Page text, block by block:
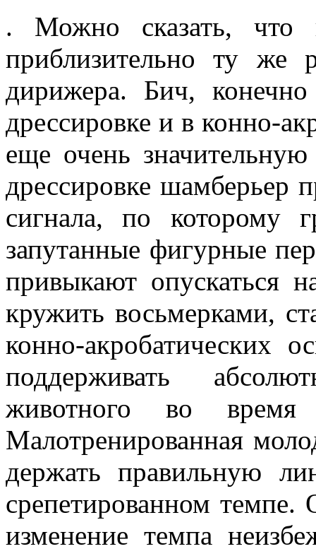
. Можно сказать, что
приблизительно ту же
дирижера. Бич,
дрессировке и в конно-
еще очень
дрессировке шамберьер
сигнала, по которому
запутанные фигурные
привыкают опускаться
кружить восьмерками,
конно-акробатических
поддерживать
животного во время
Малотренированная
держать правильную
срепетированном
изменение темпа